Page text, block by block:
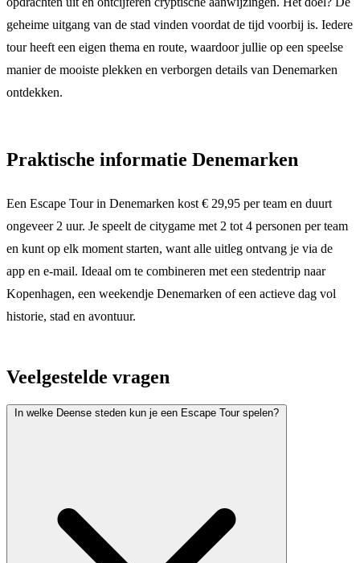
geheime uitgang van de stad vinden voordat de tijd voorbij is. Iedere
tour heeft een eigen thema en route, waardoor jullie op een speelse
manier de mooiste plekken en verborgen details van Denemarken
ontdekken.
Praktische informatie Denemarken
Een Escape Tour in Denemarken kost € 29,95 per team en duurt
ongeveer 2 uur. Je speelt de citygame met 2 tot 4 personen per team
en kunt op elk moment starten, want alle uitleg ontvang je via de
app en e-mail. Ideaal om te combineren met een stedentrip naar
Kopenhagen, een weekendje Denemarken of een actieve dag vol
historie, stad en avontuur.
Veelgestelde vragen
In welke Deense steden kun je een Escape Tour spelen?